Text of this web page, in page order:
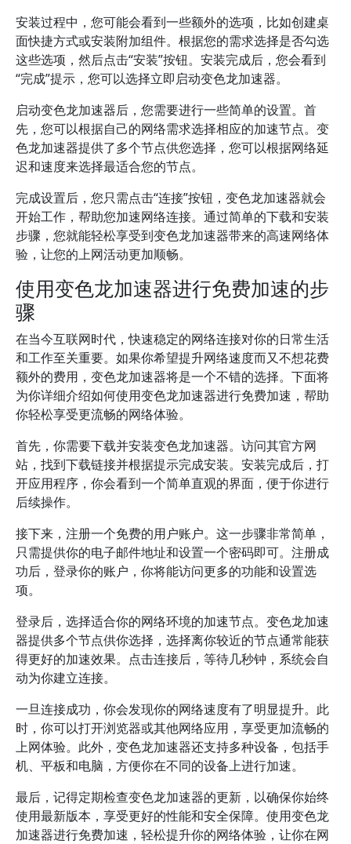
安装过程中，您可能会看到一些额外的选项，比如创建桌
面快捷方式或安装附加组件。根据您的需求选择是否勾选
这些选项，然后点击“安装”按钮。安装完成后，您会看到
“完成”提示，您可以选择立即启动变色龙加速器。
启动变色龙加速器后，您需要进行一些简单的设置。首
先，您可以根据自己的网络需求选择相应的加速节点。变
色龙加速器提供了多个节点供您选择，您可以根据网络延
迟和速度来选择最适合您的节点。
完成设置后，您只需点击“连接”按钮，变色龙加速器就会
开始工作，帮助您加速网络连接。通过简单的下载和安装
步骤，您就能轻松享受到变色龙加速器带来的高速网络体
验，让您的上网活动更加顺畅。
使用变色龙加速器进行免费加速的步
骤
在当今互联网时代，快速稳定的网络连接对你的日常生活
和工作至关重要。如果你希望提升网络速度而又不想花费
额外的费用，变色龙加速器将是一个不错的选择。下面将
为你详细介绍如何使用变色龙加速器进行免费加速，帮助
你轻松享受更流畅的网络体验。
首先，你需要下载并安装变色龙加速器。访问其官方网
站，找到下载链接并根据提示完成安装。安装完成后，打
开应用程序，你会看到一个简单直观的界面，便于你进行
后续操作。
接下来，注册一个免费的用户账户。这一步骤非常简单，
只需提供你的电子邮件地址和设置一个密码即可。注册成
功后，登录你的账户，你将能访问更多的功能和设置选
项。
登录后，选择适合你的网络环境的加速节点。变色龙加速
器提供多个节点供你选择，选择离你较近的节点通常能获
得更好的加速效果。点击连接后，等待几秒钟，系统会自
动为你建立连接。
一旦连接成功，你会发现你的网络速度有了明显提升。此
时，你可以打开浏览器或其他网络应用，享受更加流畅的
上网体验。此外，变色龙加速器还支持多种设备，包括手
机、平板和电脑，方便你在不同的设备上进行加速。
最后，记得定期检查变色龙加速器的更新，以确保你始终
使用最新版本，享受更好的性能和安全保障。使用变色龙
加速器进行免费加速，轻松提升你的网络体验，让你在网